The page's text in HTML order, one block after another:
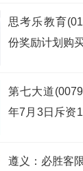
思考乐教育
份奖励计划购
第七大道
年7月3日斥资
遵义：必胜客